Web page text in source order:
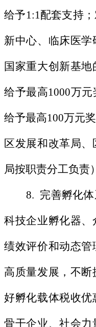
给予1:1配套支持
新中心、临床医
国家重大创新基
给予最高1000万
给予最高100万元
区发展和改革局
局按职责分工负责）
8. 完善孵化
科技企业孵化器
绩效评价和动态
高质量发展，不
好孵化载体税收
骨干企业、社会